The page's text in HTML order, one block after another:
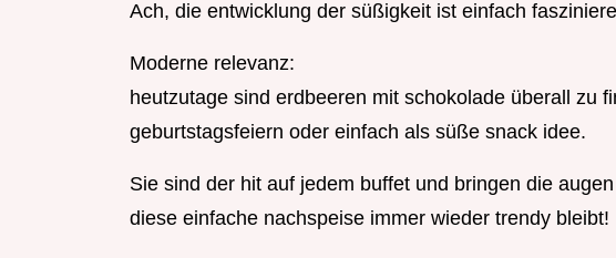
Ach, die entwicklung der süßigkeit ist einfach
Moderne relevanz:
heutzutage sind erdbeeren mit schokolade überall zu
geburtstagsfeiern oder einfach als süße snack idee.
Sie sind der hit auf jedem buffet und bringen die
diese einfache nachspeise immer wieder trendy bleibt!